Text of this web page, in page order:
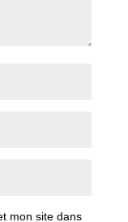
mon site dans